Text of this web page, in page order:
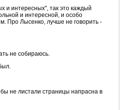
и интересных", так это каждый
и интересной, и особо
Про Лысенко, лучше не говорить -
не собираюсь.
не листали страницы напрасна в